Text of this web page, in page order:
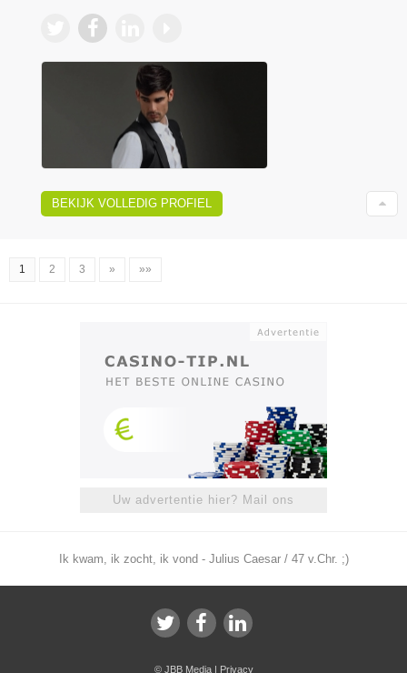
BEKIJK VOLLEDIG PROFIEL
1 2 3 » »»
Uw advertentie hier? Mail ons
Ik kwam, ik zocht, ik vond - Julius Caesar / 47 v.Chr. ;)
© JBB Media| Privacy